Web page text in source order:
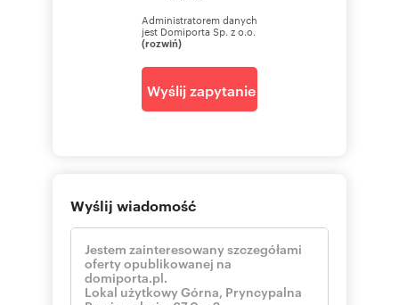
Administratorem danych
jest Domiporta Sp. z o.o.
(rozwiń)
Wyślij zapytanie
Wyślij wiadomość